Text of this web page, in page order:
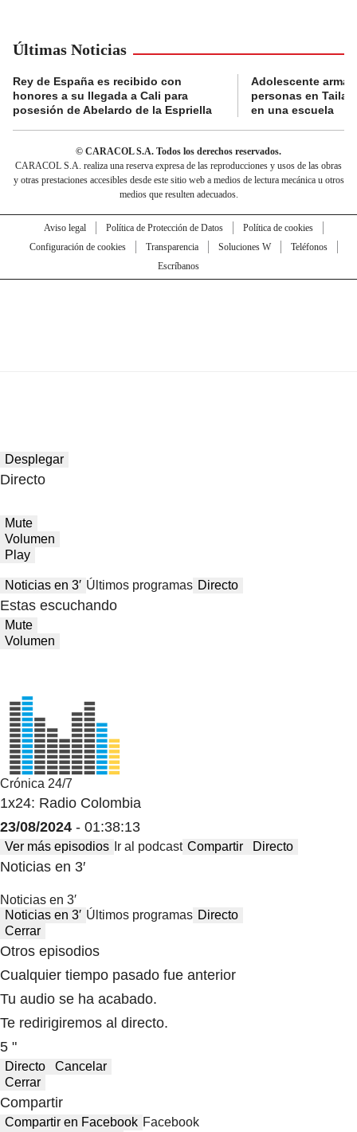
Últimas Noticias
Rey de España es recibido con
honores a su llegada a Cali para
posesión de Abelardo de la Espriella
Adolescente
personas en
en una escuela
© CARACOL S.A. Todos los derechos reservados.
CARACOL S.A. realiza una reserva expresa de las reproducciones y usos de las obras
y otras prestaciones accesibles desde este sitio web a medios de lectura mecánica u otros
medios que resulten adecuados.
Aviso legal Política de Protección de Datos
Política de cookies
Configuración de cookies
Transparencia Soluciones W
Teléfonos
Escríbanos
Desplegar
Directo
Mute
Volumen
Play
Noticias en 3′ Últimos programas Directo
Estas escuchando
Mute
Volumen
Crónica 24/7
1x24: Radio Colombia
23/08/2024 - 01:38:13
Ver más episodios Ir al podcast Compartir Directo
Noticias en 3′
Noticias en 3′
Noticias en 3′ Últimos programas Directo
Cerrar
Otros episodios
Cualquier tiempo pasado fue anterior
Tu audio se ha acabado.
Te redirigiremos al directo.
5 "
Directo
Cancelar
Cerrar
Compartir
Compartir en Facebook Facebook